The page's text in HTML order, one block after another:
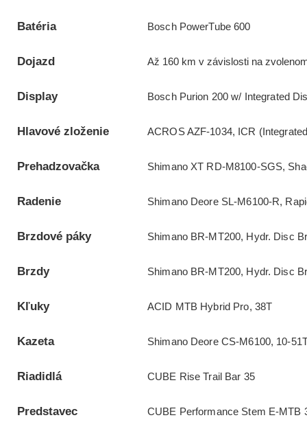
Batéria Bosch PowerTube 600
Dojazd Až 160 km v závislosti na
Display Bosch Purion 200 w/ Integrated
Hlavové zloženie ACROS AZF-1034, ICR
Prehadzovačka Shimano XT RD-M8100-SGS,
Radenie Shimano Deore SL-M6100-R,
Brzdové páky Shimano BR-MT200, Hydr. Disc
Brzdy Shimano BR-MT200, Hydr. Disc
Kľuky ACID MTB Hybrid Pro, 38T
Kazeta Shimano Deore CS-M6100, 10-
Riadidlá CUBE Rise Trail Bar 35
Predstavec CUBE Performance Stem E-MTB